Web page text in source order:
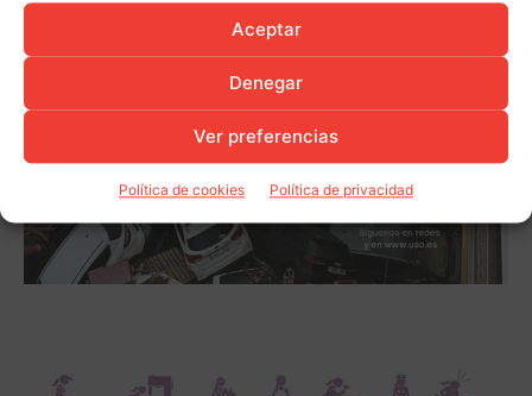
Aceptar
Denegar
Ver preferencias
Política de cookies Política de privacidad